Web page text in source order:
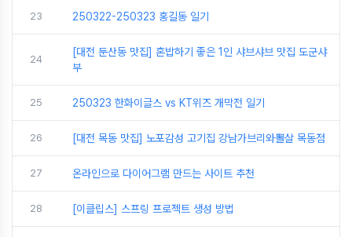
23 250322-250323 홍길동 일기
24
[대전 둔산동 맛집] 혼밥하기 좋은 1인 샤브샤브 맛집 도군샤
부
25 250323 한화이글스 vs KT위즈 개막전 일기
26 [대전 목동 맛집] 노포감성 고기집 강남가브리와뽈살 목동점
27 온라인으로 다이어그램 만드는 사이트 추천
28 [이클립스] 스프링 프로젝트 생성 방법